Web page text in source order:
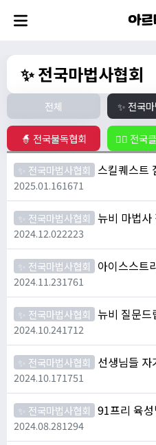
✨ 전국마법사협회
전체 ✨ 전국
🧙 전국불독협회 🧙‍♂️ 전국
✨ 전국마법사협회 스킬퀘스트
2025.01.161671
✨ 전국마법사협회 뉴비 마법사
2024.12.022223
✨ 전국마법사협회
2024.11.231761
✨ 전국마법사협회 뉴비 질문
2024.10.241712
✨ 전국마법사협회 선생님들
2024.10.171751
✨ 전국마법사협회 91프리 육
2024.08.281294